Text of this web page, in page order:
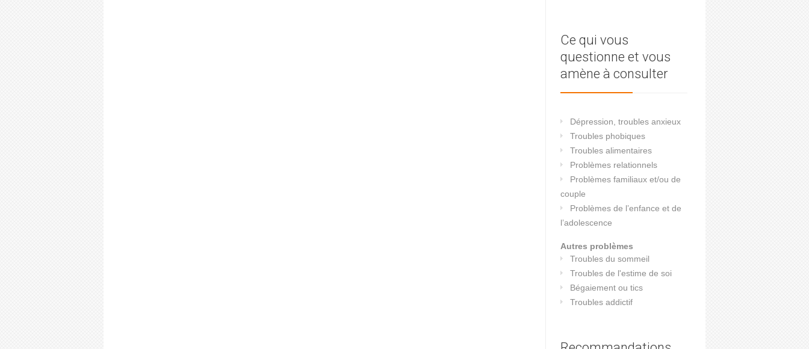
Ce qui vous
questionne et vous
amène à consulter
Dépression, troubles anxieux
Troubles phobiques
Troubles alimentaires
Problèmes relationnels
Problèmes familiaux et/ou de
couple
Problèmes de l’enfance et de
l’adolescence
Autres problèmes
Troubles du sommeil
Troubles de l'estime de soi
Bégaiement ou tics
Troubles addictif